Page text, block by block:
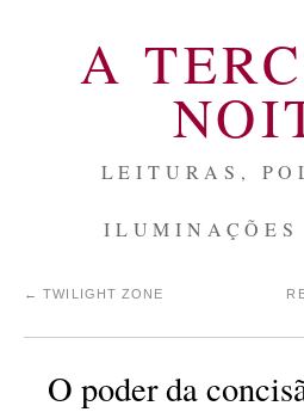
A
LEITURAS,
← TWILIGHT ZONE
O poder da